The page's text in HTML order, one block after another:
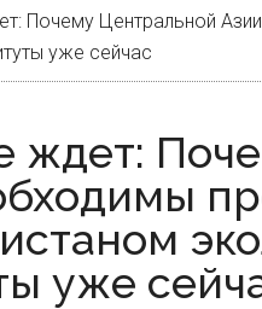
Почему Центральной
уже сейчас
ждет:
уже